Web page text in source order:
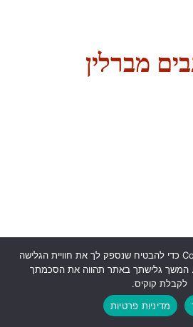
מברלין
אנו משתמשים בקובצי Cookie כדי להבטיח שנספק לך את חוויית הגלישה
המשך גלישתך באתר תהווה את הסכמתך
לקבלת קוקיס.
מדיניות פרטיות